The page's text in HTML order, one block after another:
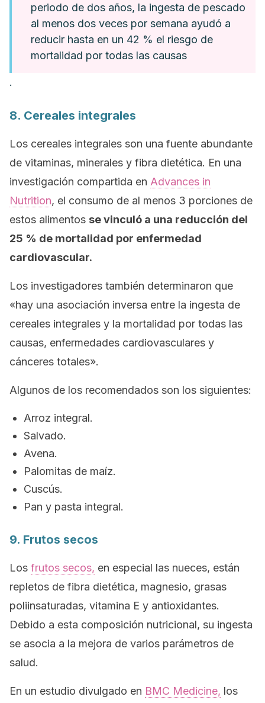
periodo de dos años, la ingesta de pescado
al menos dos veces por semana ayudó a
reducir hasta en un 42 % el riesgo de
mortalidad por todas las causas
.
8. Cereales integrales
Los cereales integrales son una fuente abundante
de vitaminas, minerales y fibra dietética. En una
investigación compartida en Advances in
Nutrition, el consumo de al menos 3 porciones de
estos alimentos se vinculó a una reducción del
25 % de mortalidad por enfermedad
cardiovascular.
Los investigadores también determinaron que
«hay una asociación inversa entre la ingesta de
cereales integrales y la mortalidad por todas las
causas, enfermedades cardiovasculares y
cánceres totales».
Algunos de los recomendados son los siguientes:
Arroz integral.
Salvado.
Avena.
Palomitas de maíz.
Cuscús.
Pan y pasta integral.
9. Frutos secos
Los frutos secos, en especial las nueces, están
repletos de fibra dietética, magnesio, grasas
poliinsaturadas, vitamina E y antioxidantes.
Debido a esta composición nutricional, su ingesta
se asocia a la mejora de varios parámetros de
salud.
En un estudio divulgado en BMC Medicine, los